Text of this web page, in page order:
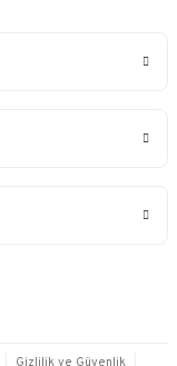
Gizlilik ve Güvenlik